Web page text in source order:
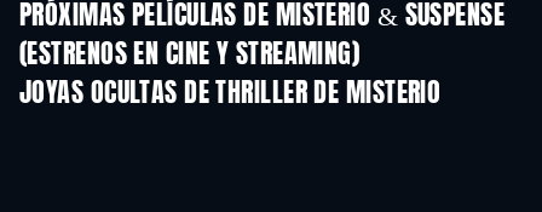
PRÓXIMAS PELÍCULAS DE MISTERIO & SUSPENSE
(ESTRENOS EN CINE Y STREAMING)
JOYAS OCULTAS DE THRILLER DE MISTERIO
TV